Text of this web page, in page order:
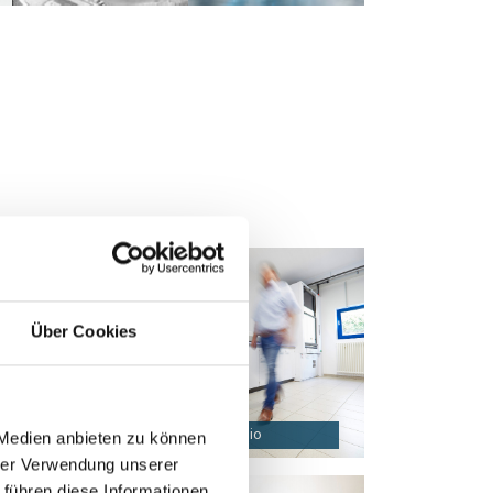
Über Cookies
anbieten zu können
Verwendung unserer
Laboratorio de materiales propio